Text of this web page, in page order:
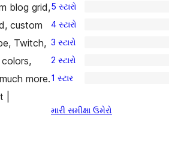
blog grid,
custom
Twitch,
more.
4
5-
સ્ટાર
સમીક્ષાઓ
5 સ્ટારો
0
4-
સ્ટાર
સમીક્ષાઓ
4 સ્ટારો
0
3-
સ્ટાર
3 સ્ટારો
0
2-
સમીક્ષાઓ
2 સ્ટારો
0
સ્ટાર
1 સ્ટાર
મારી સમીક્ષા ઉમેરો